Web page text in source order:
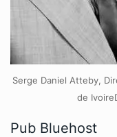
Serge Daniel Atteby,
de
Pub Bluehost